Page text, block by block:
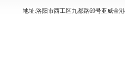
地址:洛阳市西工区九都路69号亚威金港